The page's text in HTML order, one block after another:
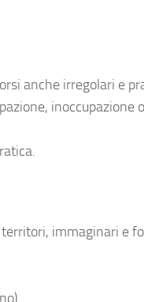
anche irregolari e
inoccupazione
immaginari e